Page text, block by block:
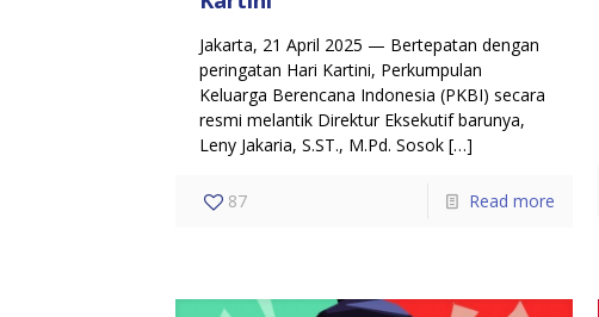
Jakarta, 21 April 2025 — Bertepatan dengan
peringatan Hari Kartini, Perkumpulan
Keluarga Berencana Indonesia (PKBI) secara
resmi melantik Direktur Eksekutif barunya,
Leny Jakaria, S.ST., M.Pd. Sosok […]
87 Read more